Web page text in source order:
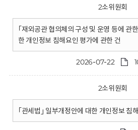
2소위원회
｢재외공관 협의체의 구성 및 운영 등에 관
한 개인정보 침해요인 평가에 관한 건
2026-07-22
2소위원회
｢관세법｣ 일부개정안에 대한 개인정보 침